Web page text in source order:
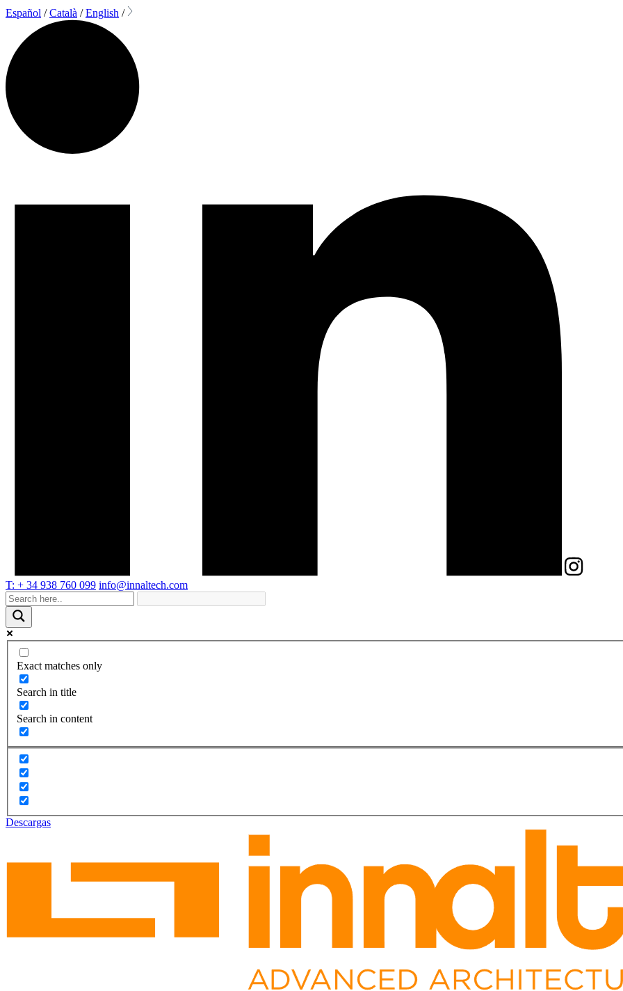
Español /Català /English /
T: + 34 938 760 099 info@innaltech.com
Exact matches only
Search in title
Search in content
Descargas